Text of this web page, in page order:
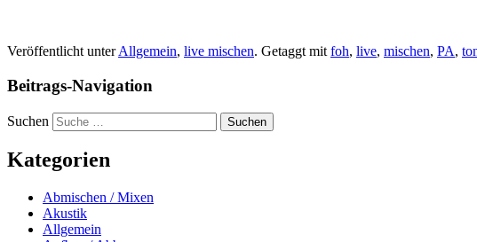
Veröffentlicht unterAllgemein, live mischen. Getaggt mit foh, live, mischen, PA,
Beitrags-Navigation
Suchen
Kategorien
Abmischen / Mixen
Akustik
Allgemein